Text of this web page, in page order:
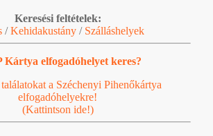
Keresési feltételek:
/Kehidakustány/ Szálláshelyek
Kártya elfogadóhelyet keres?
a Széchenyi Pihenőkártya
elfogadóhelyekre!
(Kattintson ide!)